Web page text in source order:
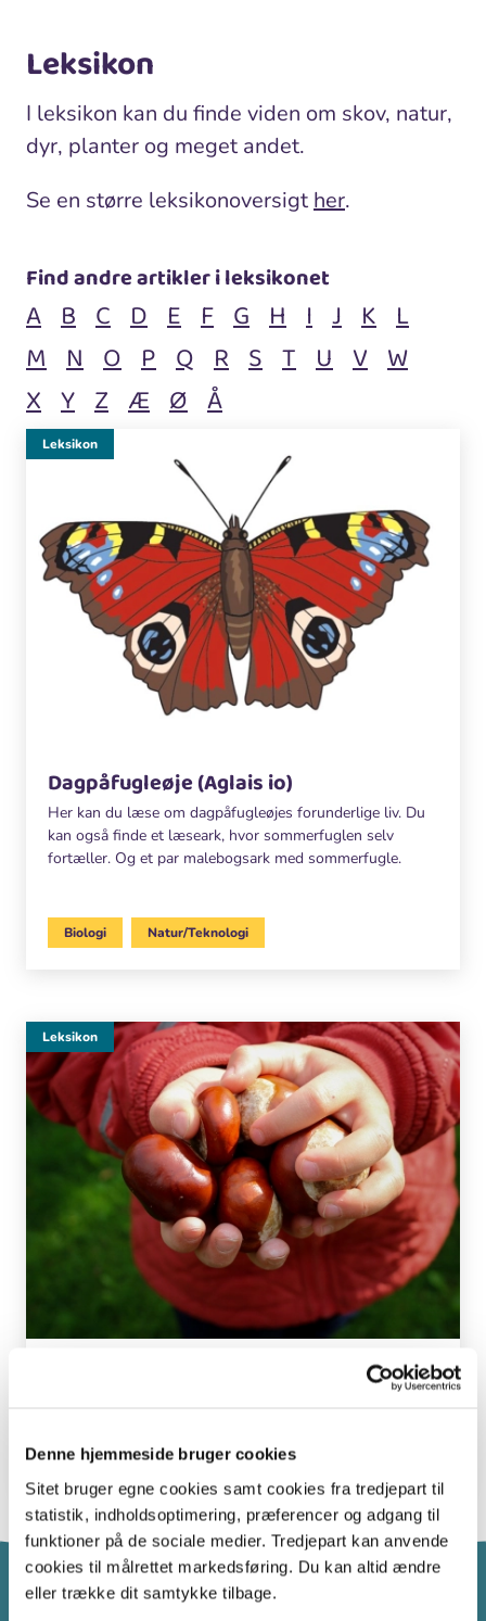
Denne hjemmeside bruger cookies
Sitet bruger egne cookies samt cookies fra tredjepart til
statistik, indholdsoptimering, præferencer og adgang til
funktioner på de sociale medier. Tredjepart kan anvende
cookies til målrettet markedsføring. Du kan altid ændre
eller trække dit samtykke tilbage.
Leksikon
I leksikon kan du finde viden om skov, natur,
dyr, planter og meget andet.
Se en større leksikonoversigt her.
Find andre artikler i leksikonet
A B C D E F G H I J K L
M N O P Q R S T U V W
X Y Z Æ Ø Å
Dagpåfugleøje (Aglais io)
Her kan du læse om dagpåfugleøjes forunderlige liv. Du
kan også finde et læseark, hvor sommerfuglen selv
fortæller. Og et par malebogsark med sommerfugle.
Leksikon
Biologi Natur/Teknologi
Leksikon